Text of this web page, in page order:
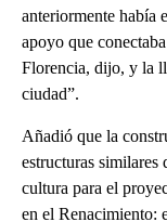
anteriormente había
apoyo que
Florencia, dijo, y la
ciudad”.
Añadió que la
estructuras similares
cultura para el
en el Renacimiento: